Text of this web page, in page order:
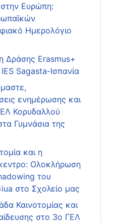
στην Ευρώπη:
Ημερολόγιο
Δράσης Erasmus+
Sagasta-Ισπανία
ενημέρωσης και
Κορυδαλλού
Γυμνάσια της
και η
Ολοκλήρωση
του
στο Σχολείο μας
Καινοτομίας και
στο 3ο ΓΕΛ